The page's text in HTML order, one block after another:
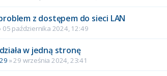
z dostępem do sieci LAN
05 października 2024, 12:49
w jedną stronę
» 29 września 2024, 23:41